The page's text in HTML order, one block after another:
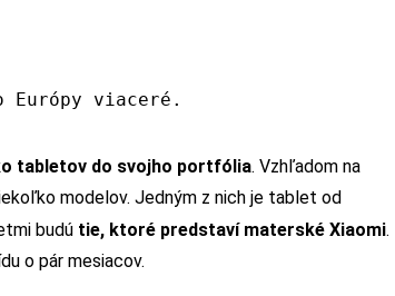
Európy viaceré.
tabletov do svojho portfólia. Vzhľadom na
modelov. Jedným z nich je tablet od
budú tie, ktoré predstaví materské Xiaomi.
o pár mesiacov.